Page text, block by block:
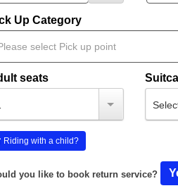
Up Category
seats
Riding with a child?
you like to book return service?